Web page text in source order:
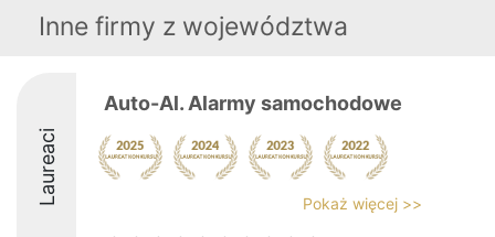
Inne firmy z województwa
Laureaci
Auto-Al. Alarmy samochodowe
Pokaż więcej >>